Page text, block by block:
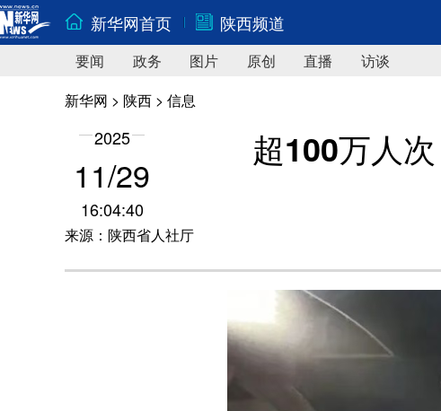
新华网首页 陕西频道
要闻 政务 图片 原创 直播
访谈
新华网 > 陕西 > 信息
2025
11/29
16:04:40
来源：陕西省人社厅
超100万人